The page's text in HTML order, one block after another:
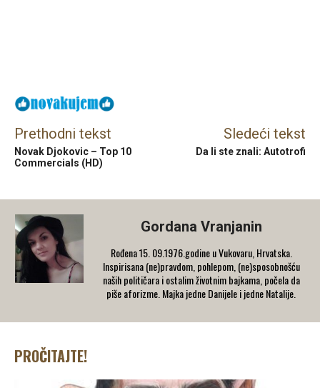
Prethodni tekst
Novak Djokovic – Top 10
Commercials (HD)
Sledeći tekst
Da li ste znali: Autotrofi
Gordana Vranjanin
Rođena 15. 09.1976.godine u Vukovaru, Hrvatska.
Inspirisana (ne)pravdom, pohlepom, (ne)sposobnošću
naših političara i ostalim životnim bajkama, počela da
piše aforizme. Majka jedne Danijele i jedne Natalije.
PROČITAJTE!